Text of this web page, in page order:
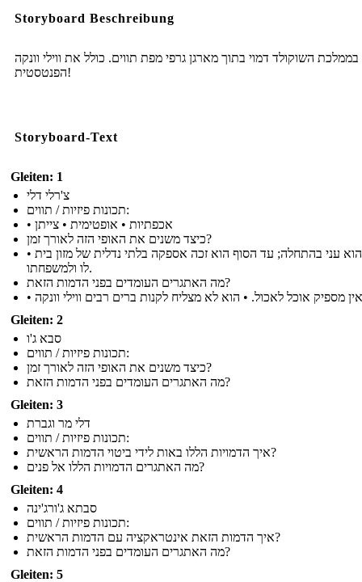
Storyboard Beschreibung
בממלכת השוקולד דמוי בתוך מארגן גרפי מפת תווים. כולל את ווילי וונקה
הפנטסטית!
Storyboard-Text
Gleiten: 1
צ'רלי דלי
תכונות פיזיות / תווים:
• אכפתיות • אופטימית • צייתן
כיצד משנים את האופי הזה לאורך זמן?
• צ'רלי הוא עני בהתחלה; עד הסוף הוא זכה אספקה ​​בלתי נדלית של מזון בית
לו ולמשפחתו.
מה האתגרים העומדים בפני הדמות הזאת?
Gleiten: 2
סבא ג'ו
תכונות פיזיות / תווים:
כיצד משנים את האופי הזה לאורך זמן?
מה האתגרים העומדים בפני הדמות הזאת?
Gleiten: 3
דלי מר וגברת
תכונות פיזיות / תווים:
איך הדמויות הללו באות לידי ביטוי הדמות הראשית?
מה האתגרים הדמויות הללו אל פנים?
Gleiten: 4
סבתא ג'ורג'ינה
תכונות פיזיות / תווים:
איך הדמות הזאת אינטראקציה עם הדמות הראשית?
מה האתגרים העומדים בפני הדמות הזאת?
Gleiten: 5